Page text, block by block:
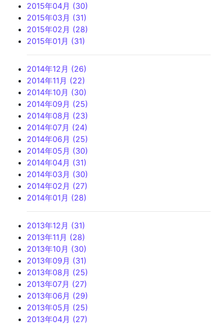
2015年04月 (30)
2015年03月 (31)
2015年02月 (28)
2015年01月 (31)
2014年12月 (26)
2014年11月 (22)
2014年10月 (30)
2014年09月 (25)
2014年08月 (23)
2014年07月 (24)
2014年06月 (25)
2014年05月 (30)
2014年04月 (31)
2014年03月 (30)
2014年02月 (27)
2014年01月 (28)
2013年12月 (31)
2013年11月 (28)
2013年10月 (30)
2013年09月 (31)
2013年08月 (25)
2013年07月 (27)
2013年06月 (29)
2013年05月 (25)
2013年04月 (27)